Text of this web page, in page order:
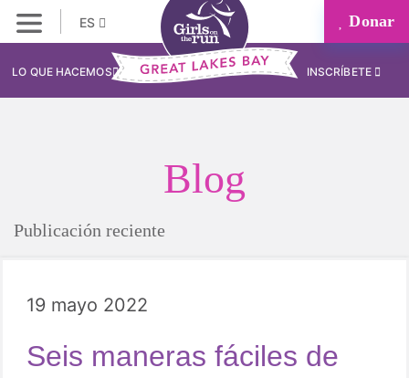
ES Donar
LO QUE HACEMOS INSCRÍBETE
Blog
Publicación reciente
19 mayo 2022
Seis maneras fáciles de